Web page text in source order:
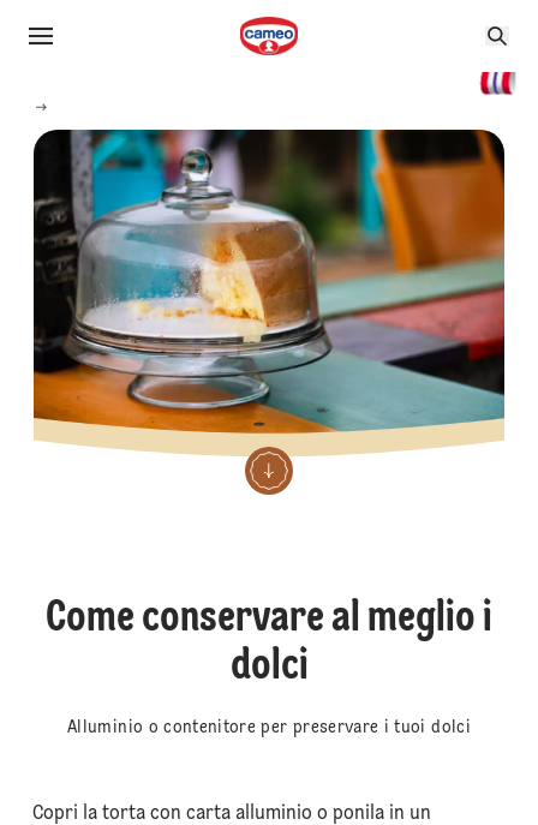
Come conservare al meglio i
dolci
Alluminio o contenitore per preservare i tuoi dolci
Copri la torta con carta alluminio o ponila in un